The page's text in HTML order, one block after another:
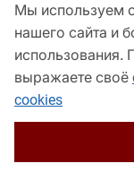
Мы используем
нашего сайта и
использования.
выражаете своё
cookies
Сетевое издание
службой по
и массовых
Пашковская, 2).